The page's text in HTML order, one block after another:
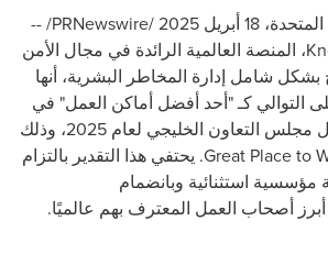
أبريل 2025 / PRNewswire
/ --
، المنصة العالمية الرائدة في مجال الأمن
بشكل شامل إدارة المخاطر البشرية، أنها
التوالي كـ "أحد أفضل أماكن العمل" في
مجال التكنولوجيا بدول مجلس التعاون الخليجي لعام 2025، وذلك
Great Place to. يحتفي هذا التقدير بالتزام
مؤسسية استثنائية وبانضمام
أصحاب العمل المعترف بهم عالميًا.